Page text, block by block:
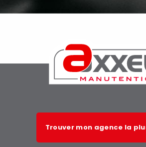
Trouver mon agence la